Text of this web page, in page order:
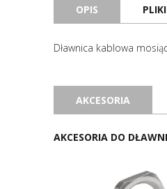
OPIS
Dławnica kablowa
AKCESORIA
AKCESORIA DO